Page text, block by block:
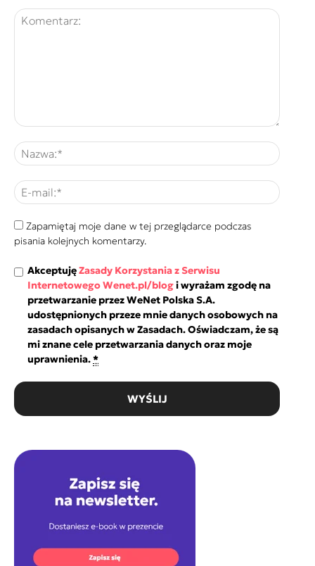
Zapamiętaj moje dane w tej przeglądarce podczas
pisania kolejnych komentarzy.
AkceptujęZasady Korzystania z Serwisu
Internetowego Wenet.pl/blogi wyrażam zgodę na
przetwarzanie przez WeNet Polska S.A.
udostępnionych przeze mnie danych osobowych na
zasadach opisanych w Zasadach. Oświadczam, że są
mi znane cele przetwarzania danych oraz moje
uprawnienia.*